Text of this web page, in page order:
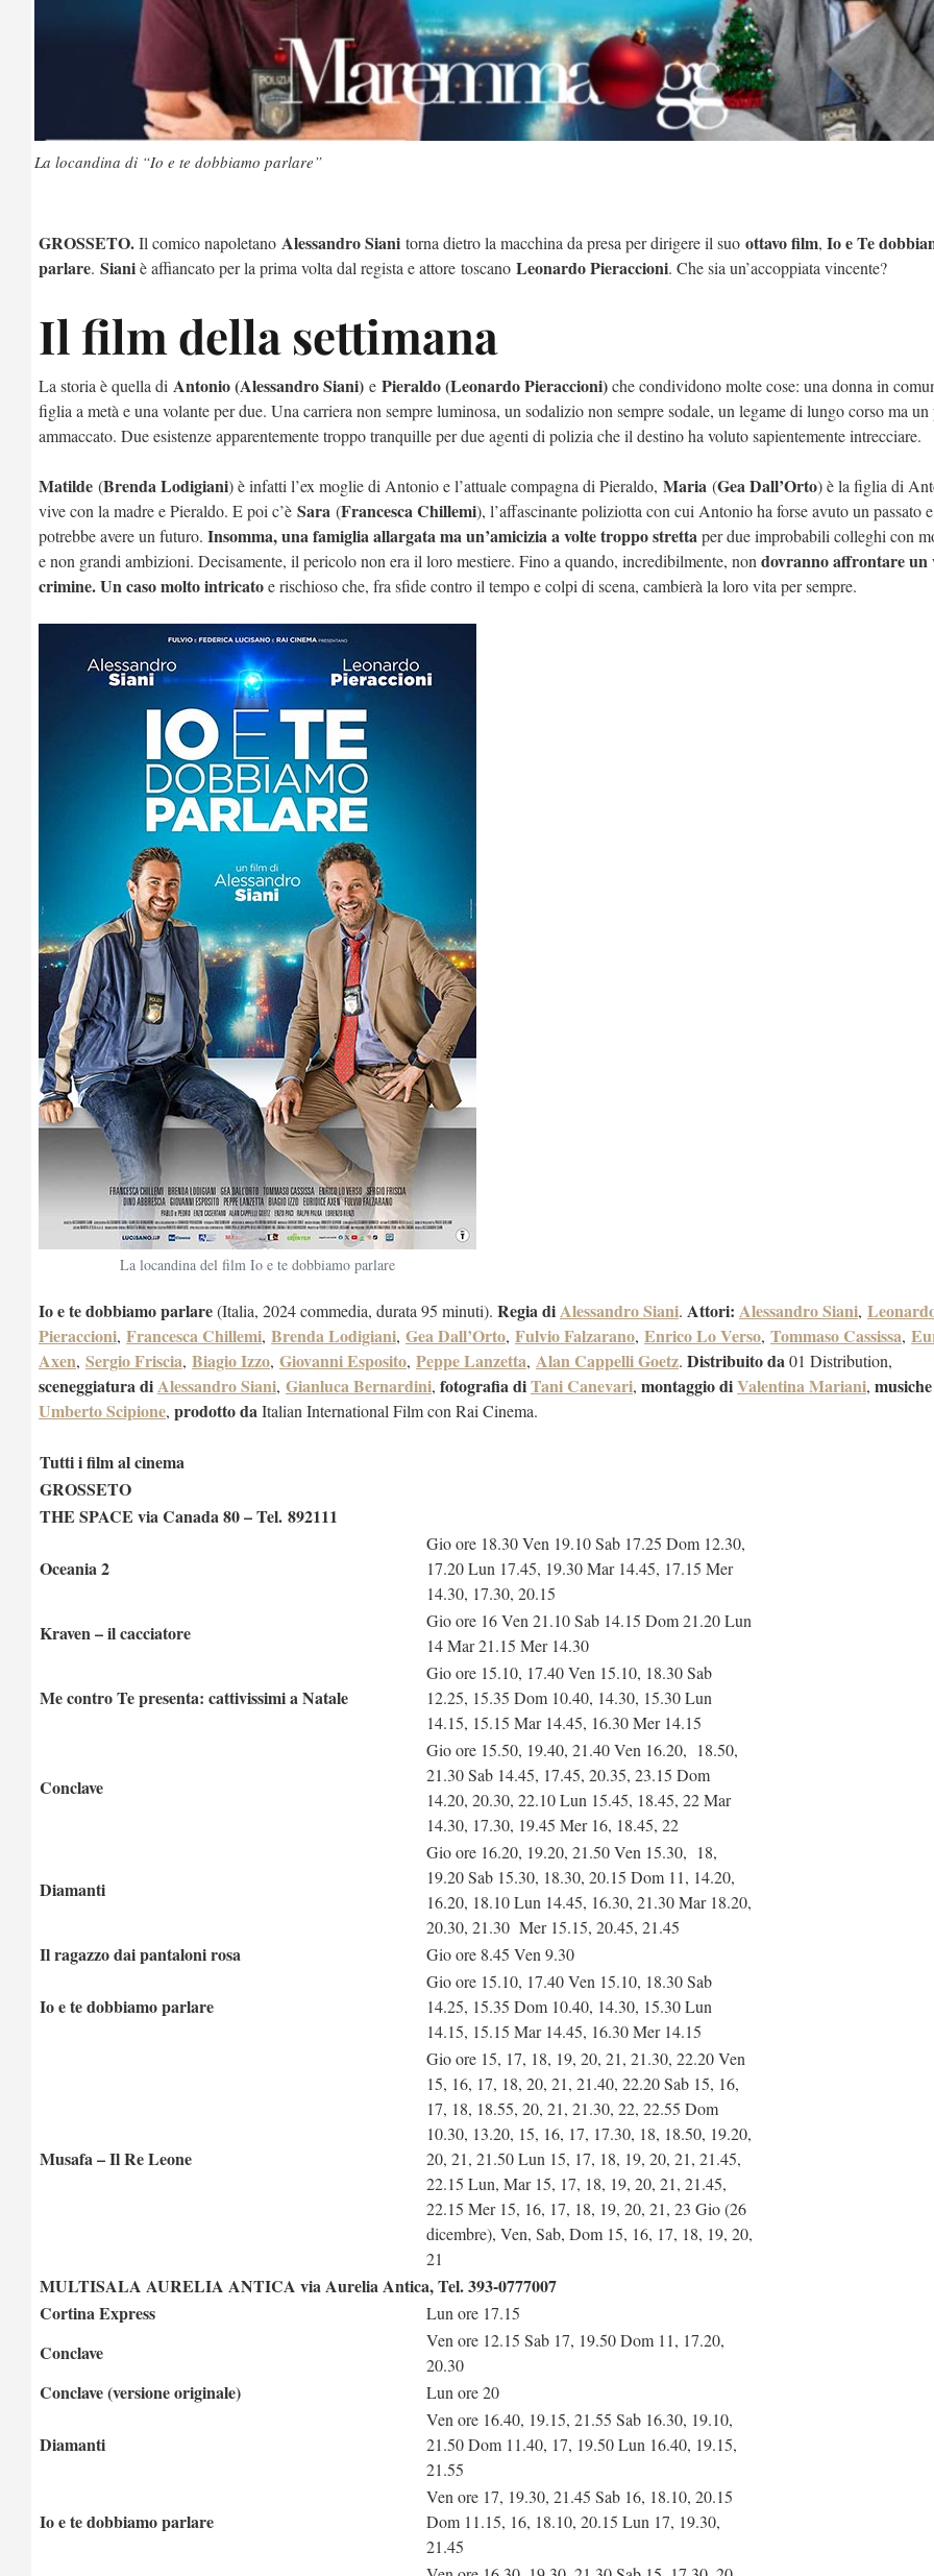
La locandina di “Io e te dobbiamo parlare”
GROSSETO.Il comico napoletano Alessandro Siani torna dietro la macchina da presa per dirigere il suo ottavo film, Io e Te
parlare. Sianiè affiancato per la prima volta dal regista e attore toscano Leonardo Pieraccioni. Che sia un’accoppiata vincente?
Il film della settimana
La storia è quella di Antonio (Alessandro Siani) e Pieraldo (Leonardo Pieraccioni)che condividono molte cose: una donna in
figlia a metà e una volante per due. Una carriera non sempre luminosa, un sodalizio non sempre sodale, un legame di lungo corso ma un
ammaccato. Due esistenze apparentemente troppo tranquille per due agenti di polizia che il destino ha voluto sapientemente intrecciare.
Matilde (Brenda Lodigiani) è infatti l’ex moglie di Antonio e l’attuale compagna di Pieraldo, Maria (Gea Dall’Orto) è la figlia di
vive con la madre e Pieraldo. E poi c’è Sara (Francesca Chillemi), l’affascinante poliziotta con cui Antonio ha forse avuto un passato e
potrebbe avere un futuro. Insomma, una famiglia allargata ma un’amicizia a volte troppo strettaper due improbabili colleghi con
e non grandi ambizioni. Decisamente, il pericolo non era il loro mestiere. Fino a quando, incredibilmente, non dovranno affrontare un
crimine. Un caso molto intricatoe rischioso che, fra sfide contro il tempo e colpi di scena, cambierà la loro vita per sempre.
La locandina del film Io e te dobbiamo parlare
Io e te dobbiamo parlare(Italia, 2024 commedia, durata 95 minuti). Regia diAlessandro Siani. Attori: Alessandro Siani,
Pieraccioni, Francesca Chillemi, Brenda Lodigiani, Gea Dall’Orto, Fulvio Falzarano, Enrico Lo Verso, Tommaso Cassissa,
Axen, Sergio Friscia, Biagio Izzo, Giovanni Esposito, Peppe Lanzetta, Alan Cappelli Goetz. Distribuito da01 Distribution,
sceneggiatura diAlessandro Siani, Gianluca Bernardini, fotografia diTani Canevari, montaggio diValentina Mariani,
Umberto Scipione, prodotto daItalian International Film con Rai Cinema.
Tutti i film al cinema
GROSSETO
THE SPACE via Canada 80 – Tel. 892111
Oceania 2
Gio ore 18.30 Ven 19.10 Sab 17.25 Dom 12.30,
17.20 Lun 17.45, 19.30 Mar 14.45, 17.15 Mer
14.30, 17.30, 20.15
Kraven – il cacciatore
Gio ore 16 Ven 21.10 Sab 14.15 Dom 21.20 Lun
14 Mar 21.15 Mer 14.30
Me contro Te presenta: cattivissimi a Natale
Gio ore 15.10, 17.40 Ven 15.10, 18.30 Sab
12.25, 15.35 Dom 10.40, 14.30, 15.30 Lun
14.15, 15.15 Mar 14.45, 16.30 Mer 14.15
Conclave
Gio ore 15.50, 19.40, 21.40 Ven 16.20, 18.50,
21.30 Sab 14.45, 17.45, 20.35, 23.15 Dom
14.20, 20.30, 22.10 Lun 15.45, 18.45, 22 Mar
14.30, 17.30, 19.45 Mer 16, 18.45, 22
Diamanti
Gio ore 16.20, 19.20, 21.50 Ven 15.30, 18,
19.20 Sab 15.30, 18.30, 20.15 Dom 11, 14.20,
16.20, 18.10 Lun 14.45, 16.30, 21.30 Mar 18.20,
20.30, 21.30 Mer 15.15, 20.45, 21.45
Il ragazzo dai pantaloni rosa Gio ore 8.45 Ven 9.30
Io e te dobbiamo parlare
Gio ore 15.10, 17.40 Ven 15.10, 18.30 Sab
14.25, 15.35 Dom 10.40, 14.30, 15.30 Lun
14.15, 15.15 Mar 14.45, 16.30 Mer 14.15
Musafa – Il Re Leone
Gio ore 15, 17, 18, 19, 20, 21, 21.30, 22.20 Ven
15, 16, 17, 18, 20, 21, 21.40, 22.20 Sab 15, 16,
17, 18, 18.55, 20, 21, 21.30, 22, 22.55 Dom
10.30, 13.20, 15, 16, 17, 17.30, 18, 18.50, 19.20,
20, 21, 21.50 Lun 15, 17, 18, 19, 20, 21, 21.45,
22.15 Lun, Mar 15, 17, 18, 19, 20, 21, 21.45,
22.15 Mer 15, 16, 17, 18, 19, 20, 21, 23 Gio (26
dicembre), Ven, Sab, Dom 15, 16, 17, 18, 19, 20,
21
MULTISALA AURELIA ANTICA via Aurelia Antica, Tel. 393-0777007
Cortina Express
Lun ore 17.15
Conclave
Ven ore 12.15 Sab 17, 19.50 Dom 11, 17.20,
20.30
Conclave (versione originale) Lun ore 20
Diamanti
Ven ore 16.40, 19.15, 21.55 Sab 16.30, 19.10,
21.50 Dom 11.40, 17, 19.50 Lun 16.40, 19.15,
21.55
Io e te dobbiamo parlare
Ven ore 17, 19.30, 21.45 Sab 16, 18.10, 20.15
Dom 11.15, 16, 18.10, 20.15 Lun 17, 19.30,
21.45